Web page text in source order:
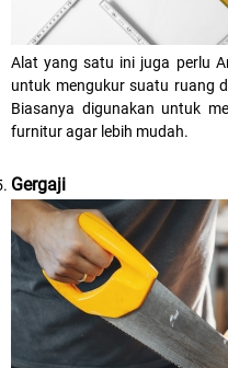
Alat yang satu ini juga perlu
untuk mengukur suatu ruang
Biasanya digunakan untuk
furnitur agar lebih mudah.
Gergaji